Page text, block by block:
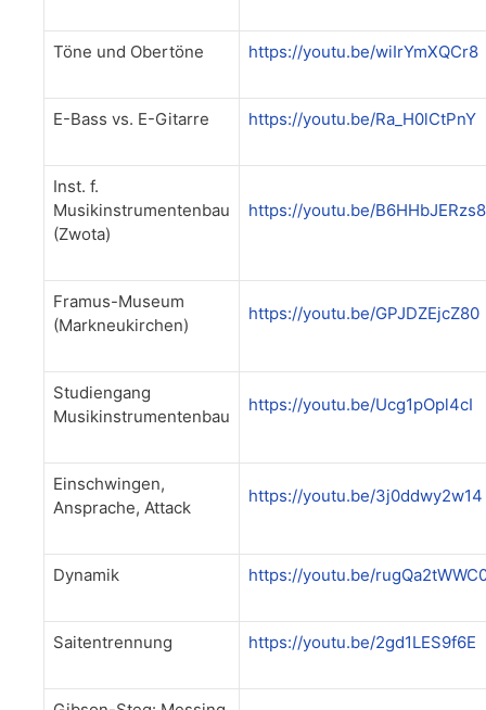
Töne und Obertöne https://youtu.be/wiIrYmXQCr8
E-Bass vs. E-Gitarre https://youtu.be/Ra_H0lCtPnY
Inst. f.
Musikinstrumentenbau
(Zwota)
https://youtu.be/B6HHbJERzs8
Framus-Museum
(Markneukirchen)
https://youtu.be/GPJDZEjcZ80
Studiengang
Musikinstrumentenbau
https://youtu.be/Ucg1pOpl4cI
Einschwingen,
Ansprache, Attack
https://youtu.be/3j0ddwy2w14
Dynamik https://youtu.be/
Saitentrennung https://youtu.be/2gd1LES9f6E